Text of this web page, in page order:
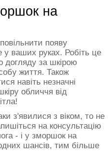
на
появу
ваших руках. Робіть це
догляду за шкірою
життя. Також
навіть незначні
обличчя від
з'явилися з віком, то не
на консультацію
- і у зморшок на
шансів, тим більше